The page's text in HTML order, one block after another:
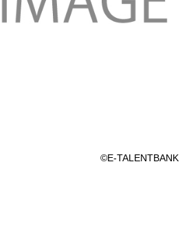
©E-TALENTBANK